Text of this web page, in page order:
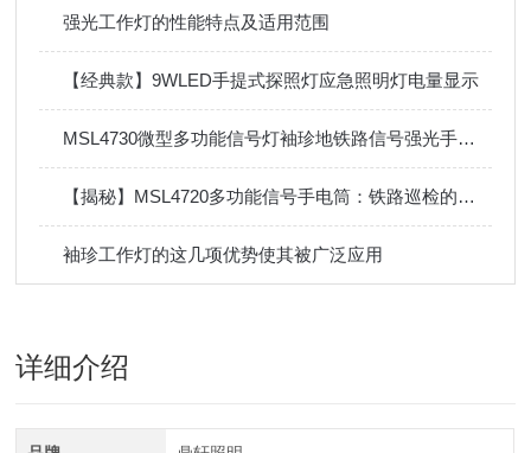
强光工作灯的性能特点及适用范围
【经典款】9WLED手提式探照灯应急照明灯电量显示
MSL4730微型多功能信号灯袖珍地铁路信号强光手电三四色红黄绿白
【揭秘】MSL4720多功能信号手电筒：铁路巡检的红黄绿白！
袖珍工作灯的这几项优势使其被广泛应用
详细介绍